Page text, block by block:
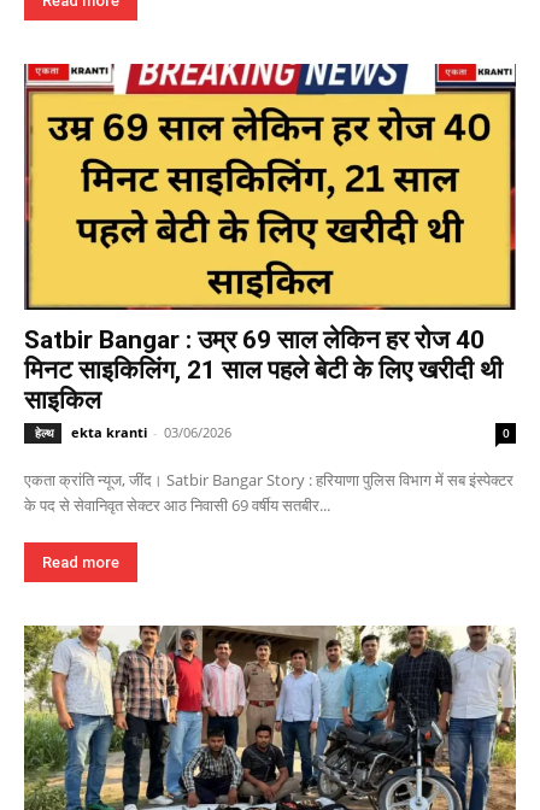
Satbir Bangar : उम्र 69 साल लेकिन हर रोज 40
मिनट साइकिलिंग, 21 साल पहले बेटी के लिए खरीदी थी
साइकिल
हेल्थ ekta kranti - 03/06/2026 0
एकता क्रांति न्यूज, जींद। Satbir Bangar Story : हरियाणा पुलिस विभाग में सब इंस्पेक्टर
के पद से सेवानिवृत सेक्टर आठ निवासी 69 वर्षीय सतबीर...
Read more